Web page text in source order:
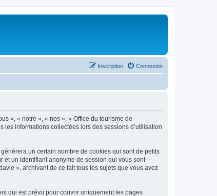
Connexion
Inscription
», « notre », « nos », « Office du tourisme de
informations collectées lors des sessions d’utilisation
un certain nombre de cookies qui sont de petits
et un identifiant anonyme de session qui vous sont
», archivant de ce fait tous les sujets que vous avez
qui est prévu pour couvrir uniquement les pages